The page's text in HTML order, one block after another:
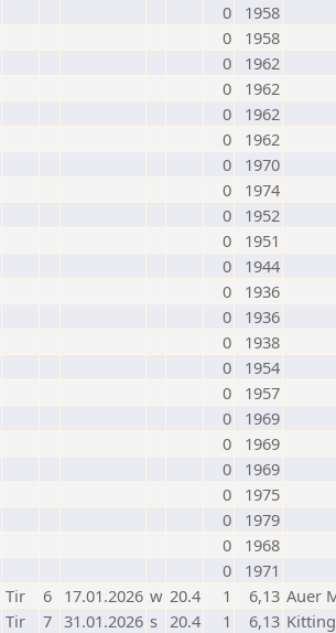
0
1958
0
1958
0
1962
0
1962
0
1962
0
1962
0
1970
0
1974
0
1952
0
1951
0
1944
0
1936
0
1936
0
1938
0
1954
0
1957
0
1969
0
1969
0
1969
0
1975
0
1979
0
1968
0
1971
Tir 6 17.01.2026 w 20.4 1 6,13 Auer
Tir 7 31.01.2026 s 20.4 1 6,13